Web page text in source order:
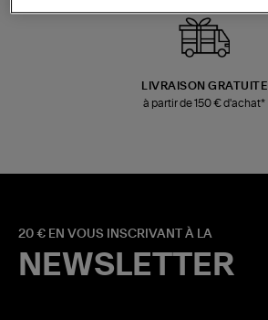
LIVRAISON GRATUITE
à partir de 150 € d'achat*
20 € EN VOUS INSCRIVANT À LA
NEWSLETTER